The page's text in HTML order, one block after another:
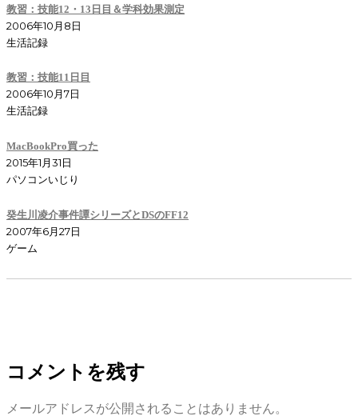
教習：技能12・13日目＆学科効果測定
2006年10月8日
生活記録
教習：技能11日目
2006年10月7日
生活記録
MacBookPro買った
2015年1月31日
パソコンいじり
癸生川凌介事件譚シリーズとDSのFF12
2007年6月27日
ゲーム
コメントを残す
メールアドレスが公開されることはありません。